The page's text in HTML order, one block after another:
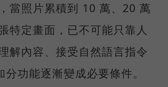
當照片累積到 10 萬、20 萬
特定畫面，已不可能只靠人
解內容、接受自然語言指令
功能逐漸變成必要條件。